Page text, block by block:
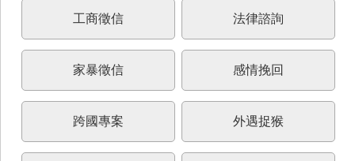
工商徵信 法律諮詢
家暴徵信 感情挽回
跨國專案 外遇捉猴